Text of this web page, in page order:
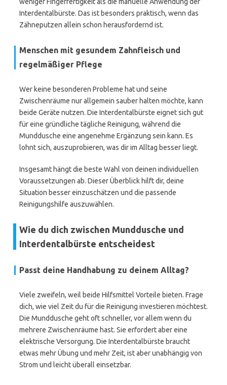
Interdentalbürste. Das ist besonders praktisch, wenn das
Zähneputzen allein schon herausfordernd ist.
Menschen mit gesundem Zahnfleisch und
regelmäßiger Pflege
Wer keine besonderen Probleme hat und seine
Zwischenräume nur allgemein sauber halten möchte, kann
beide Geräte nutzen. Die Interdentalbürste eignet sich gut
für eine gründliche tägliche Reinigung, während die
Munddusche eine angenehme Ergänzung sein kann. Es
lohnt sich, auszuprobieren, was dir im Alltag besser liegt.
Insgesamt hängt die beste Wahl von deinen individuellen
Voraussetzungen ab. Dieser Überblick hilft dir, deine
Situation besser einzuschätzen und die passende
Reinigungshilfe auszuwählen.
Wie du dich zwischen Munddusche und
Interdentalbürste entscheidest
Passt deine Handhabung zu deinem Alltag?
Viele zweifeln, weil beide Hilfsmittel Vorteile bieten. Frage
dich, wie viel Zeit du für die Reinigung investieren möchtest.
Die Munddusche geht oft schneller, vor allem wenn du
mehrere Zwischenräume hast. Sie erfordert aber eine
elektrische Versorgung. Die Interdentalbürste braucht
etwas mehr Übung und mehr Zeit, ist aber unabhängig von
Strom und leicht überall einsetzbar.